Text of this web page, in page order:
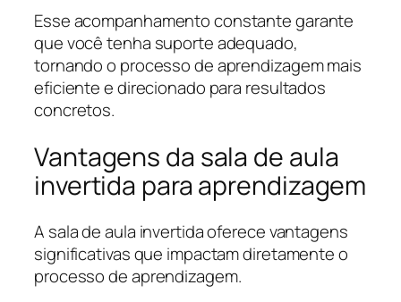
Esse acompanhamento constante garante
que você tenha suporte adequado,
tornando o processo de aprendizagem mais
eficiente e direcionado para resultados
concretos.
Vantagens da sala de aula
invertida para aprendizagem
A sala de aula invertida oferece vantagens
significativas que impactam diretamente o
processo de aprendizagem.